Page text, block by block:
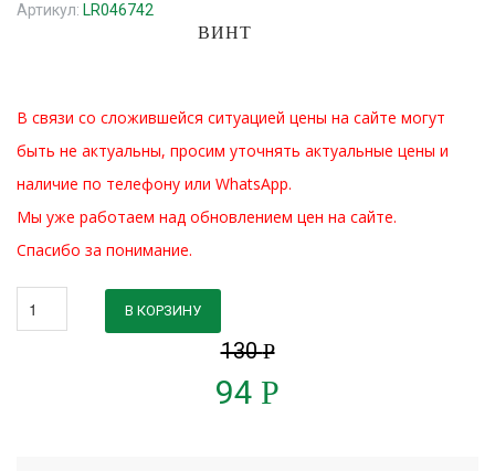
ВИНТ
В связи со сложившейся ситуацией цены на сайте могут
быть не актуальны, просим уточнять актуальные цены и
наличие по телефону или WhatsApp.
Мы уже работаем над обновлением цен на сайте.
Спасибо за понимание.
130Р
94 Р
В КОРЗИНУ
Артикул: LR046742